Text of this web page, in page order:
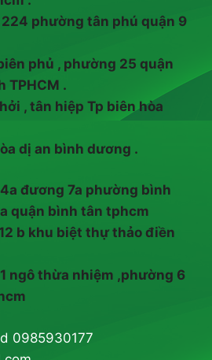
phường tân phú quận 9
phủ , phường 25 quận
TPHCM .
, tân hiệp Tp biên hòa
dị an bình dương .
đương 7a phường bình
quận bình tân tphcm
b khu biệt thự thảo điền
ngô thừa nhiệm ,phường 6
0985930177